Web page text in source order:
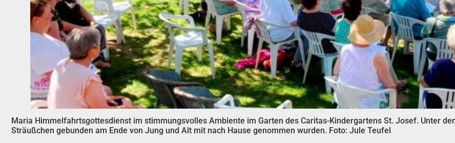
Maria Himmelfahrtsgottesdienst im stimmungsvolles Ambiente im Garten des Caritas-Kindergartens St. Josef. Unter
Sträußchen gebunden am Ende von Jung und Alt mit nach Hause genommen wurden. Foto: Jule Teufel